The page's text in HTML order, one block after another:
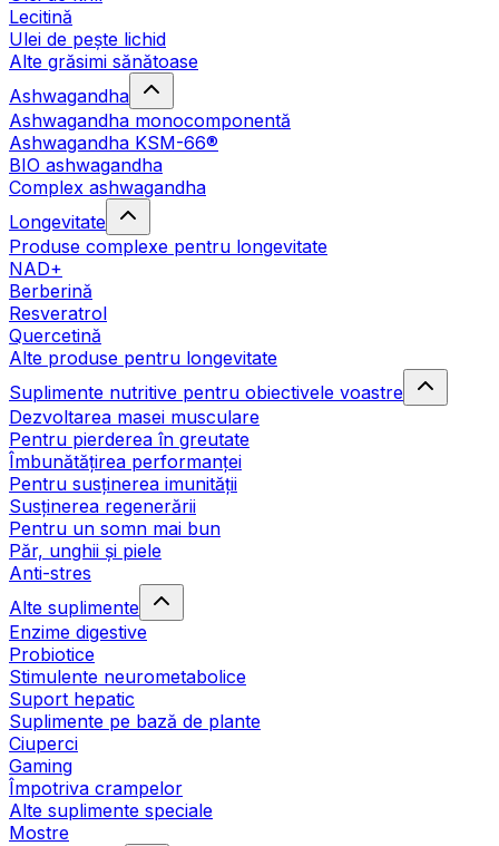
Lecitină
Ulei de pește lichid
Alte grăsimi sănătoase
Ashwagandha
Ashwagandha monocomponentă
Ashwagandha KSM-66®
BIO ashwagandha
Complex ashwagandha
Longevitate
Produse complexe pentru longevitate
NAD+
Berberină
Resveratrol
Quercetină
Alte produse pentru longevitate
Suplimente nutritive pentru obiectivele voastre
Dezvoltarea masei musculare
Pentru pierderea în greutate
Îmbunătățirea performanței
Pentru susținerea imunității
Susținerea regenerării
Pentru un somn mai bun
Păr, unghii și piele
Anti-stres
Alte suplimente
Enzime digestive
Probiotice
Stimulente neurometabolice
Suport hepatic
Suplimente pe bază de plante
Ciuperci
Gaming
Împotriva crampelor
Alte suplimente speciale
Mostre